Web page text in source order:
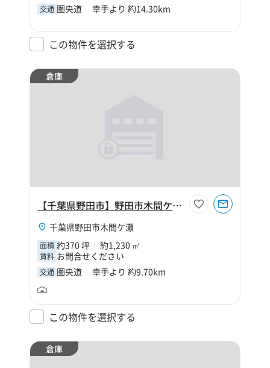
交通 圏央道 幸手より 約14.30km
この物件を選択する
倉庫
【千葉県野田市】野田市木間ケ瀬370坪倉庫
千葉県野田市木間ケ瀬
面積 約370 坪 約1,230 ㎡
賃料 お問合せください
交通 圏央道 幸手より 約9.70km
この物件を選択する
倉庫